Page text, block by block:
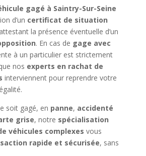
gagé à Saintry-Sur-Seine
d’un certificat de situation
attestant la présence éventuelle d’un
. En cas de gage avec
à un particulier est strictement
nos experts en rachat de
interviennent pour reprendre votre
soit gagé, en panne, accidenté
grise, notre spécialisation
véhicules complexes vous
rapide et sécurisée, sans